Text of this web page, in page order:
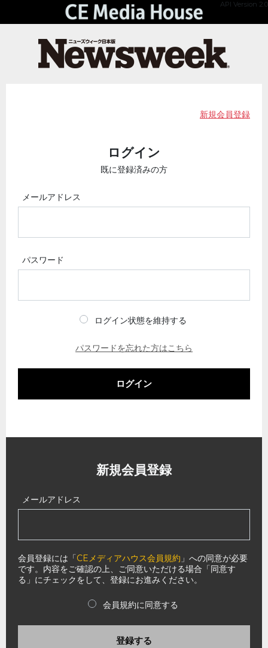
API Version 2.0
新規会員登録
ログイン
既に登録済みの方
メールアドレス
パスワード
ログイン状態を維持する
パスワードを忘れた方はこちら
ログイン
新規会員登録
メールアドレス
会員登録には「CEメディアハウス会員規約 」への同意が必要
です。内容をご確認の上、ご同意いただける場合「同意す
る」にチェックをして、登録にお進みください。
会員規約に同意する
登録する